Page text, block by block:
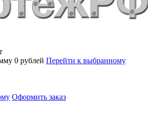
0 рублей Перейти к выбранному
Оформить заказ